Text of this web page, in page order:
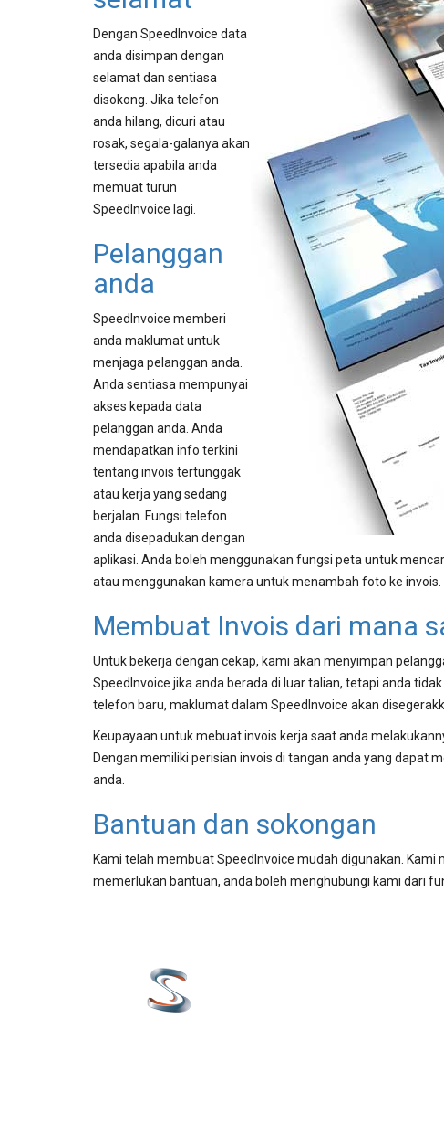
Dengan SpeedInvoice data
anda disimpan dengan
selamat dan sentiasa
disokong. Jika telefon
anda hilang, dicuri atau
rosak, segala-galanya akan
tersedia apabila anda
memuat turun
SpeedInvoice lagi.
Pelanggan
anda
SpeedInvoice memberi
anda maklumat untuk
menjaga pelanggan anda.
Anda sentiasa mempunyai
akses kepada data
pelanggan anda. Anda
mendapatkan info terkini
tentang invois tertunggak
atau kerja yang sedang
berjalan. Fungsi telefon
anda disepadukan dengan
aplikasi. Anda boleh menggunakan fungsi peta untuk
atau menggunakan kamera untuk menambah foto ke invois.
Membuat Invois dari mana
Untuk bekerja dengan cekap, kami akan menyimpan
SpeedInvoice jika anda berada di luar talian, tetapi anda
telefon baru, maklumat dalam SpeedInvoice akan
Keupayaan untuk mebuat invois kerja saat anda
Dengan memiliki perisian invois di tangan anda yang dapat
anda.
Bantuan dan sokongan
Kami telah membuat SpeedInvoice mudah digunakan.
memerlukan bantuan, anda boleh menghubungi kami dari